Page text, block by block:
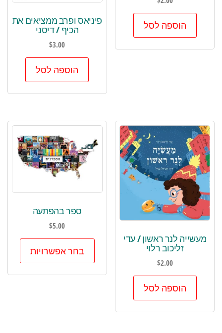
הוספה לסל פיניאס ופרב ממציאים את
הכיף / דיסני
$3.00
הוספה לסל
מעשייה לנר ראשון / עדי
זליכוב רלוי
$2.00
הוספה לסל
ספר בהפתעה
$5.00
בחר אפשרויות